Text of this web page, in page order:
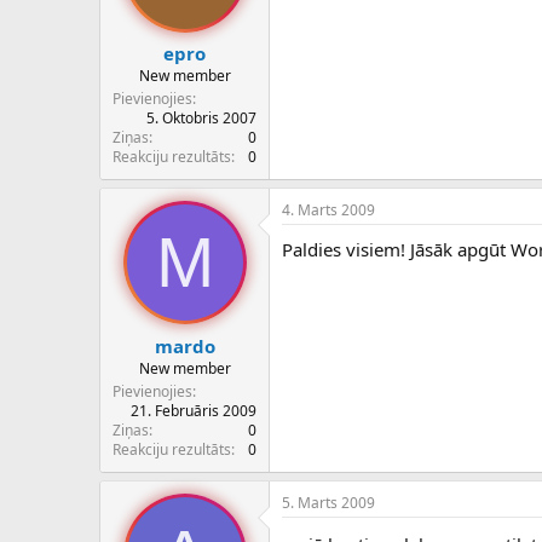
epro
New member
Pievienojies
5. Oktobris 2007
Ziņas
0
Reakciju rezultāts
0
M
mardo
New member
Pievienojies
21. Februāris 2009
Ziņas
0
Reakciju rezultāts
0
4. Marts 2009
Paldies visiem! Jāsāk apgūt
5. Marts 2009